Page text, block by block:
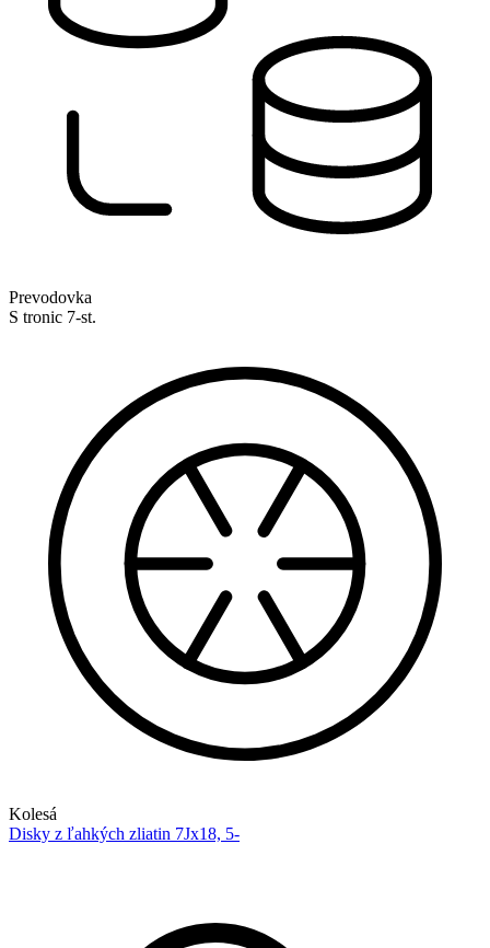
Prevodovka
S tronic 7-st.
Kolesá
Disky z ľahkých zliatin 7Jx18, 5-